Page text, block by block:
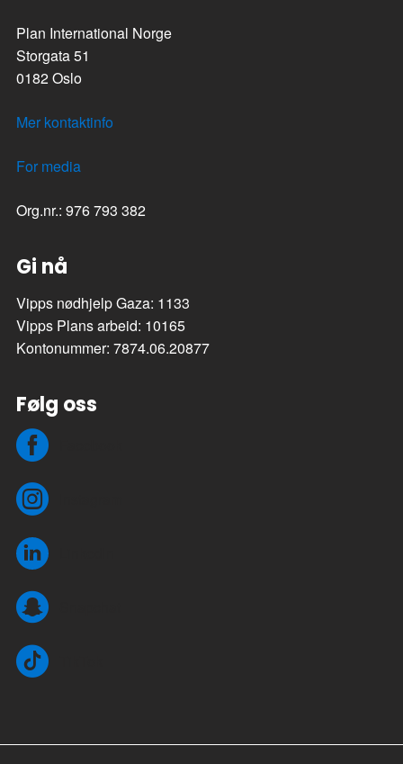
Plan International Norge
Storgata 51
0182 Oslo
Mer kontaktinfo
For media
Org.nr.: 976 793 382
Gi nå
Vipps nødhjelp Gaza: 1133
Vipps Plans arbeid: 10165
Kontonummer: 7874.06.20877
Følg oss